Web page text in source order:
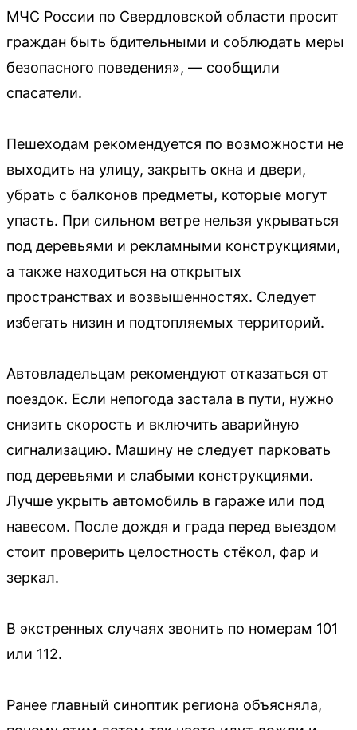
МЧС России по Свердловской области просит
граждан быть бдительными и соблюдать меры
безопасного поведения», — сообщили
спасатели.
Пешеходам рекомендуется по возможности не
выходить на улицу, закрыть окна и двери,
убрать с балконов предметы, которые могут
упасть. При сильном ветре нельзя укрываться
под деревьями и рекламными конструкциями,
а также находиться на открытых
пространствах и возвышенностях. Следует
избегать низин и подтопляемых территорий.
Автовладельцам рекомендуют отказаться от
поездок. Если непогода застала в пути, нужно
снизить скорость и включить аварийную
сигнализацию. Машину не следует парковать
под деревьями и слабыми конструкциями.
Лучше укрыть автомобиль в гараже или под
навесом. После дождя и града перед выездом
стоит проверить целостность стёкол, фар и
зеркал.
В экстренных случаях звонить по номерам 101
или 112.
Ранее главный синоптик региона объясняла,